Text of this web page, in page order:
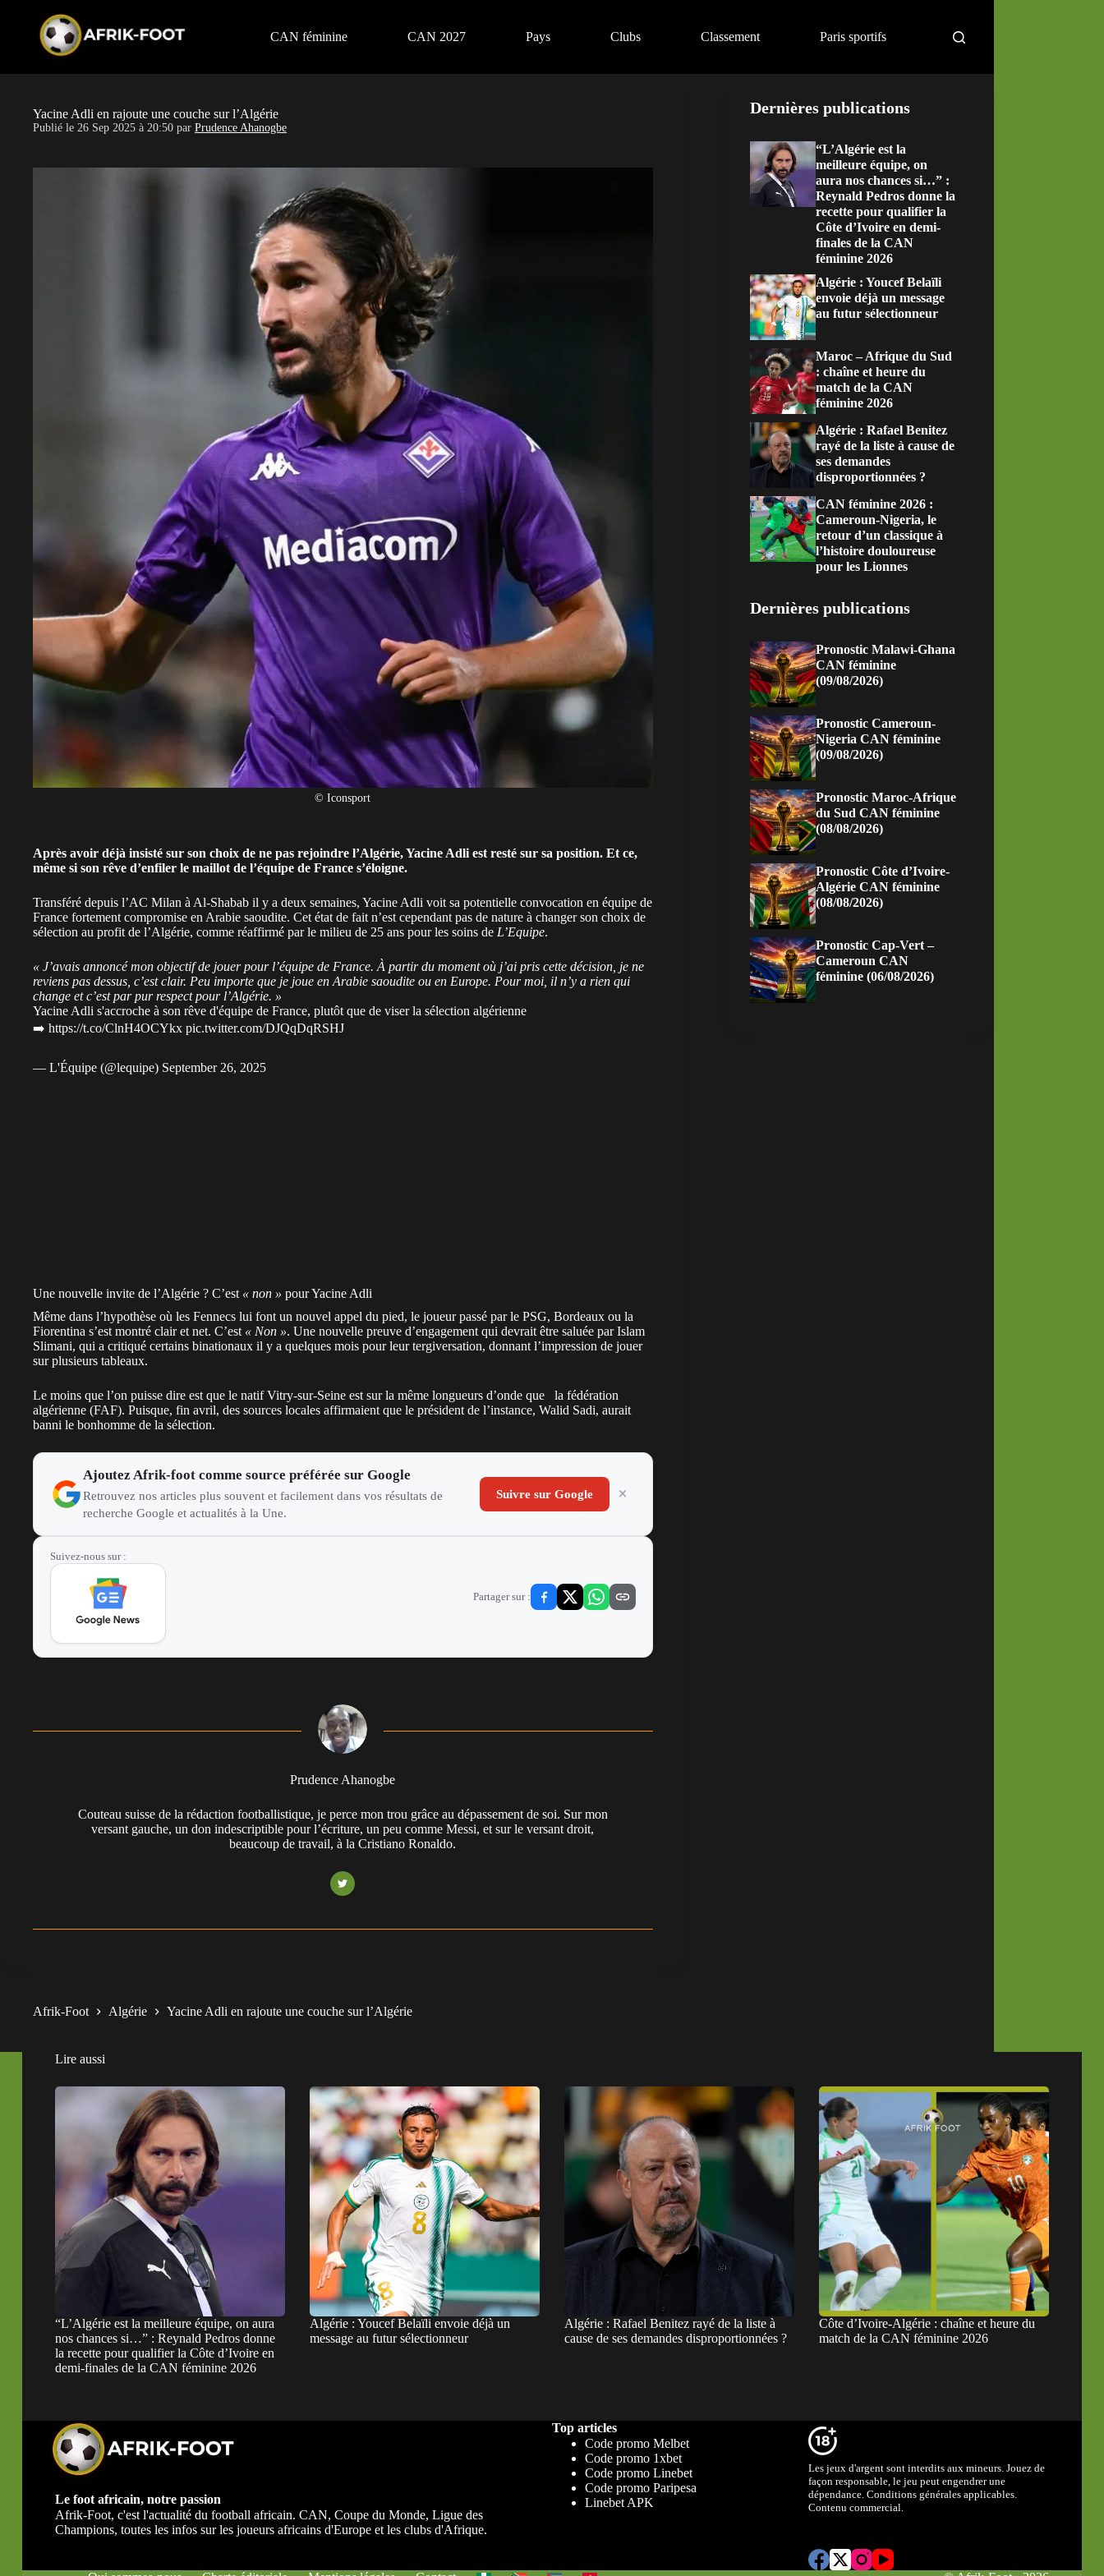
CAN féminine CAN 2027 Pays Clubs Classement Paris sportifs
Yacine Adli en rajoute une couche sur l’Algérie
Publié le 26 Sep 2025 à 20:50 par Prudence Ahanogbe
© Iconsport
Après avoir déjà insisté sur son choix de ne pas rejoindre l’Algérie, Yacine Adli est resté sur sa position. Et ce,
même si son rêve d’enfiler le maillot de l’équipe de France s’éloigne.
Transféré depuis l’AC Milan à Al-Shabab il y a deux semaines, Yacine Adli voit sa potentielle convocation en équipe de
France fortement compromise en Arabie saoudite. Cet état de fait n’est cependant pas de nature à changer son choix de
sélection au profit de l’Algérie, comme réaffirmé par le milieu de 25 ans pour les soins de L’Equipe.
« J’avais annoncé mon objectif de jouer pour l’équipe de France. À partir du moment où j’ai pris cette décision, je ne
reviens pas dessus, c’est clair. Peu importe que je joue en Arabie saoudite ou en Europe. Pour moi, il n’y a rien qui
change et c’est par pur respect pour l’Algérie. »
Yacine Adli s'accroche à son rêve d'équipe de France, plutôt que de viser la sélection algérienne
➡️ https://t.co/ClnH4OCYkx pic.twitter.com/DJQqDqRSHJ
— L'Équipe (@lequipe) September 26, 2025
Une nouvelle invite de l’Algérie ? C’est « non » pour Yacine Adli
Même dans l’hypothèse où les Fennecs lui font un nouvel appel du pied, le joueur passé par le PSG, Bordeaux ou la
Fiorentina s’est montré clair et net. C’est « Non ». Une nouvelle preuve d’engagement qui devrait être saluée par Islam
Slimani, qui a critiqué certains binationaux il y a quelques mois pour leur tergiversation, donnant l’impression de jouer
sur plusieurs tableaux.
Le moins que l’on puisse dire est que le natif Vitry-sur-Seine est sur la même longueurs d’onde que la fédération
algérienne (FAF). Puisque, fin avril, des sources locales affirmaient que le président de l’instance, Walid Sadi, aurait
banni le bonhomme de la sélection.
Ajoutez Afrik-foot comme source préférée sur Google
Retrouvez nos articles plus souvent et facilement dans vos résultats de
recherche Google et actualités à la Une.
Suivre sur Google
Suivez-nous sur :
Partager sur :
Prudence Ahanogbe
Couteau suisse de la rédaction footballistique, je perce mon trou grâce au dépassement de soi. Sur mon
versant gauche, un don indescriptible pour l’écriture, un peu comme Messi, et sur le versant droit,
beaucoup de travail, à la Cristiano Ronaldo.
Dernières publications
“L’Algérie est la
meilleure équipe, on
aura nos chances si…” :
Reynald Pedros donne la
recette pour qualifier la
Côte d’Ivoire en demi-
finales de la CAN
féminine 2026
Algérie : Youcef Belaïli
envoie déjà un message
au futur sélectionneur
Maroc – Afrique du Sud
: chaîne et heure du
match de la CAN
féminine 2026
Algérie : Rafael Benitez
rayé de la liste à cause de
ses demandes
disproportionnées ?
CAN féminine 2026 :
Cameroun-Nigeria, le
retour d’un classique à
l’histoire douloureuse
pour les Lionnes
Dernières publications
Pronostic Malawi-Ghana
CAN féminine
(09/08/2026)
Pronostic Cameroun-
Nigeria CAN féminine
(09/08/2026)
Pronostic Maroc-Afrique
du Sud CAN féminine
(08/08/2026)
Pronostic Côte d’Ivoire-
Algérie CAN féminine
(08/08/2026)
Pronostic Cap-Vert –
Cameroun CAN
féminine (06/08/2026)
Afrik-Foot Algérie Yacine Adli en rajoute une couche sur l’Algérie
Lire aussi
“L’Algérie est la meilleure équipe, on aura
nos chances si…” : Reynald Pedros donne
la recette pour qualifier la Côte d’Ivoire en
demi-finales de la CAN féminine 2026
Algérie : Youcef Belaïli envoie déjà un
message au futur sélectionneur
Algérie : Rafael Benitez rayé de la liste à
cause de ses demandes disproportionnées ?
Côte d’Ivoire-Algérie : chaîne et heure du
match de la CAN féminine 2026
Le foot africain, notre passion
Afrik-Foot, c'est l'actualité du football africain. CAN, Coupe du Monde, Ligue des
Champions, toutes les infos sur les joueurs africains d'Europe et les clubs d'Afrique.
Top articles
Code promo Melbet
Code promo 1xbet
Code promo Linebet
Code promo Paripesa
Linebet APK
Les jeux d'argent sont interdits aux mineurs. Jouez de
façon responsable, le jeu peut engendrer une
dépendance. Conditions générales applicables.
Contenu commercial.